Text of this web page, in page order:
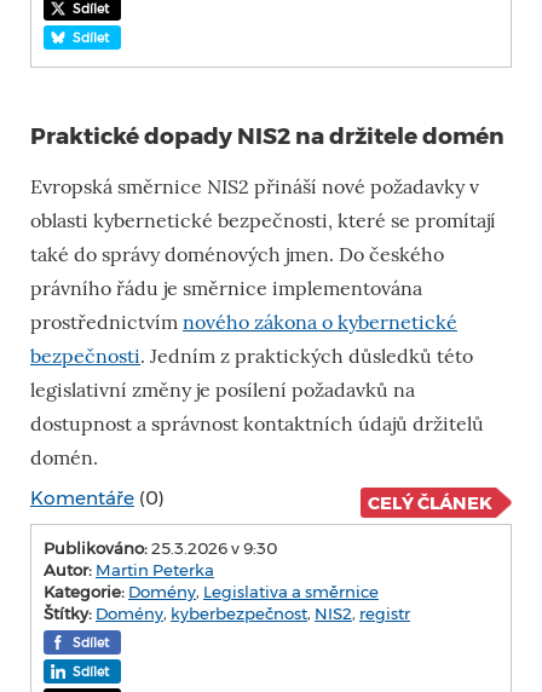
Sdílet
Sdílet
Praktické dopady NIS2 na držitele domén
Evropská směrnice NIS2 přináší nové požadavky v
oblasti kybernetické bezpečnosti, které se promítají
také do správy doménových jmen. Do českého
právního řádu je směrnice implementována
prostřednictvím nového zákona o kybernetické
bezpečnosti. Jedním z praktických důsledků této
legislativní změny je posílení požadavků na
dostupnost a správnost kontaktních údajů držitelů
domén.
Komentáře (0) CELÝ ČLÁNEK
Publikováno:25.3.2026 v 9:30
Autor: Martin Peterka
Kategorie: Domény, Legislativa a směrnice
Štítky: Domény, kyberbezpečnost, NIS2, registr
Sdílet
Sdílet